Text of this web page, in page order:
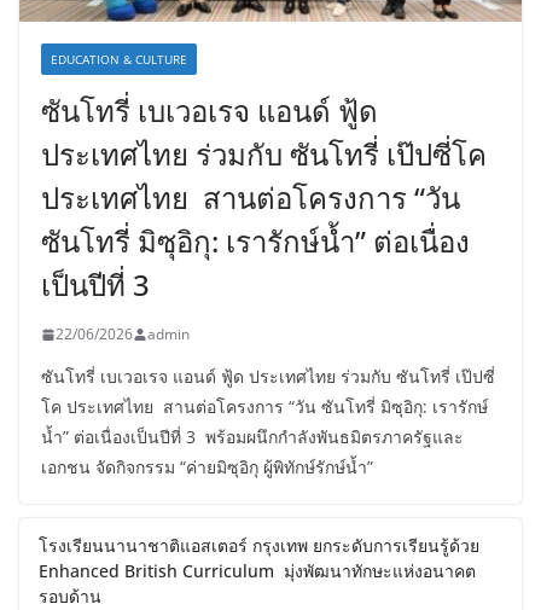
EDUCATION & CULTURE
ซันโทรี่ เบเวอเรจ แอนด์ ฟู้ด
ประเทศไทย ร่วมกับ ซันโทรี่ เป๊ปซี่โค
ประเทศไทย สานต่อโครงการ “วัน
ซันโทรี่ มิซุอิกุ: เรารักษ์น้ำ” ต่อเนื่อง
เป็นปีที่ 3
22/06/2026 admin
ซันโทรี่ เบเวอเรจ แอนด์ ฟู้ด ประเทศไทย ร่วมกับ ซันโทรี่ เป๊ปซี่
โค ประเทศไทย สานต่อโครงการ “วัน ซันโทรี่ มิซุอิกุ: เรารักษ์
น้ำ” ต่อเนื่องเป็นปีที่ 3 พร้อมผนึกกำลังพันธมิตรภาครัฐและ
เอกชน จัดกิจกรรม “ค่ายมิซุอิกุ ผู้พิทักษ์รักษ์น้ำ”
โรงเรียนนานาชาติแอสเตอร์ กรุงเทพ ยกระดับการเรียนรู้ด้วย
Enhanced British Curriculum มุ่งพัฒนาทักษะแห่งอนาคต
รอบด้าน